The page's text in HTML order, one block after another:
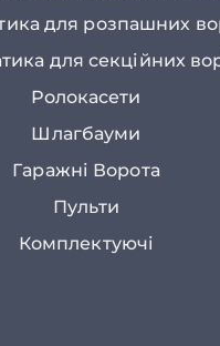
для розпашних
для секційних
Ролокасети
Шлагбауми
Гаражні Ворота
Пульти
Комплектуючі